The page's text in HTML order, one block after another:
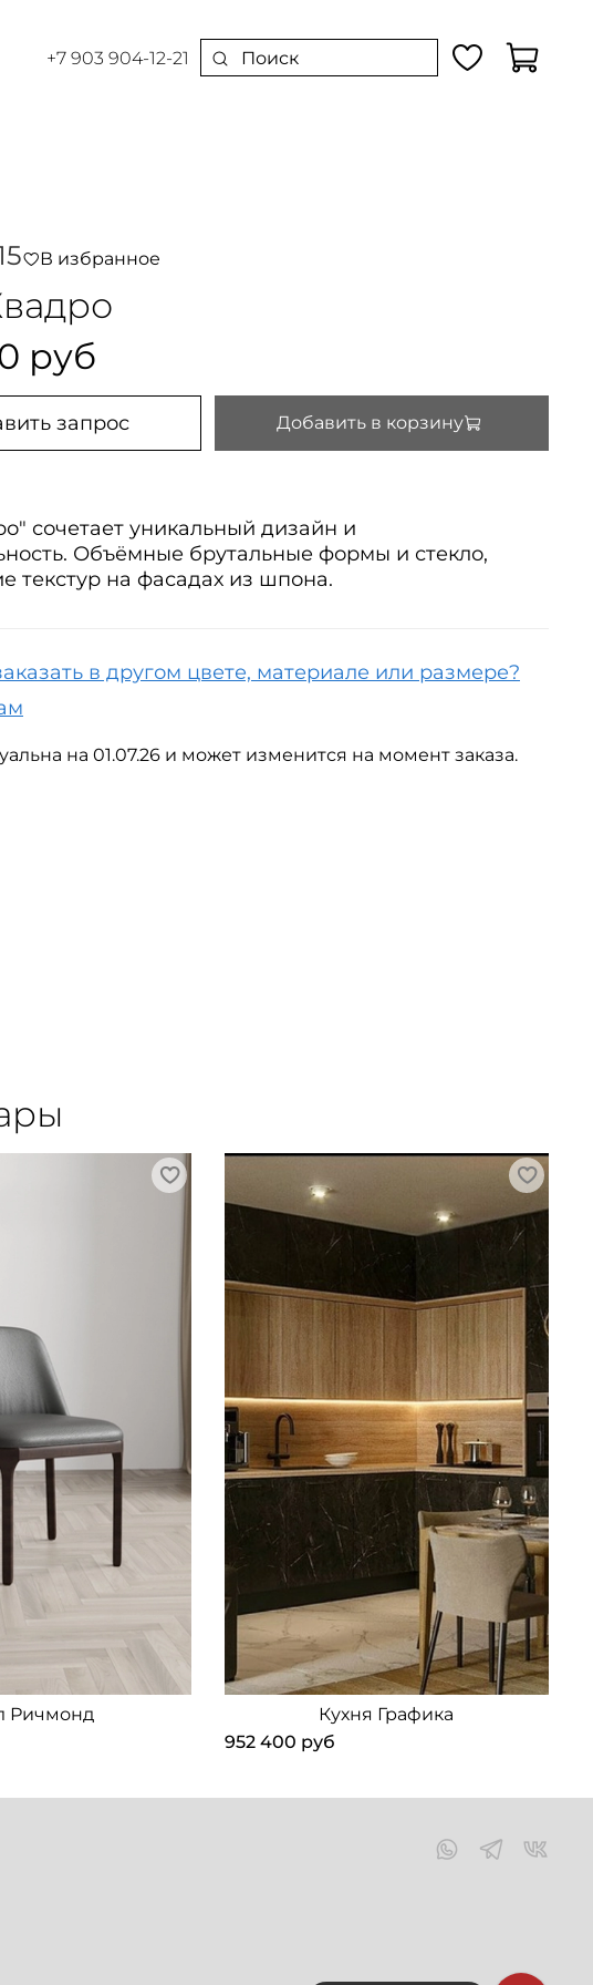
+7 903 904-12-21
В избранное
руб
запрос Добавить в корзину
сочетает уникальный дизайн и
Объёмные брутальные формы и стекло,
текстур на фасадах из шпона.
в другом цвете, материале или размере?
на 01.07.26 и может изменится на момент заказа.
Ричмонд
Кухня Графика
952 400 руб